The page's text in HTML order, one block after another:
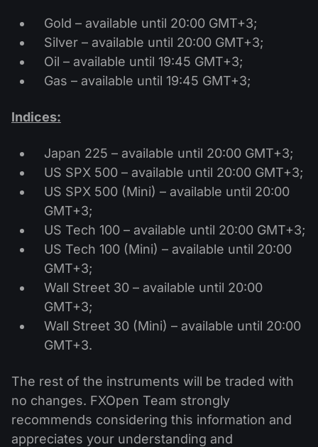
PAMM ECN
Masters e Seguidores
Concursos Forex
Criptomoedas
Fórum Forex
Centro de ajuda
O que é um corretor Forex?
Por que nós?
História
Contate-nos
Gold – available until 20:00 GMT+3;
Silver – available until 20:00 GMT+3;
Oil – available until 19:45 GMT+3;
Gas – available until 19:45 GMT+3;
Indices:
Japan 225 – available until 20:00 GMT+3;
US SPX 500 – available until 20:00 GMT+3;
US SPX 500 (Mini) – available until 20:00
GMT+3;
US Tech 100 – available until 20:00 GMT+3;
US Tech 100 (Mini) – available until 20:00
GMT+3;
Wall Street 30 – available until 20:00
GMT+3;
Wall Street 30 (Mini) – available until 20:00
GMT+3.
The rest of the instruments will be traded with
no changes. FXOpen Team strongly
recommends considering this information and
appreciates your understanding and